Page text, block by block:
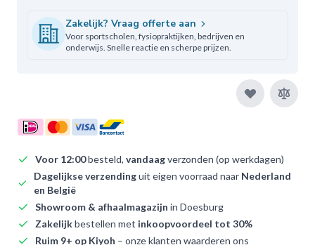
Zakelijk? Vraag offerte aan
Voor sportscholen, fysiopraktijken, bedrijven en
onderwijs. Snelle reactie en scherpe prijzen.
Voor 12:00besteld, vandaagverzonden (op werkdagen)
Dagelijkse verzendinguit eigen voorraad naar Nederland
en België
Showroom & afhaalmagazijn in Doesburg
Zakelijkbestellen met inkoopvoordeel tot 30%
Ruim 9+ op Kiyoh – onze klanten waarderen ons